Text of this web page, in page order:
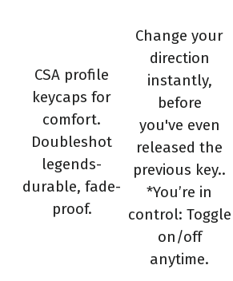
CSA profile
keycaps for
comfort.
Doubleshot
legends-
durable, fade-
proof.
Change your
direction
instantly,
before
you've even
released the
previous key..
*You’re in
control: Toggle
on/off
anytime.